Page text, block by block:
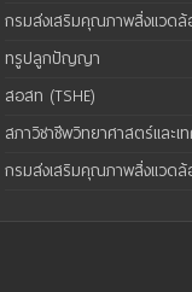
กรมส่งเสริมคุณภาพสิ่งแวดล้
ทรูปลูกปัญญา
สอสท (TSHE)
สภาวิชาชีพวิทยาศาสตร์และเท
กรมส่งเสริมคุณภาพสิ่งแวดล้